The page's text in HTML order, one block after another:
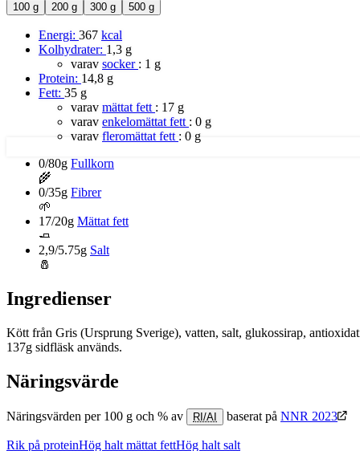
100 g 200 g 300 g 500 g
Energi: 367 kcal
Kolhydrater: 1,3 g
varav socker : 1 g
Protein: 14,8 g
Fett: 35 g
varav mättat fett : 17 g
varav enkelomättat fett : 0 g
varav fleromättat fett : 0 g
0/80g Fullkorn
🌾
0/35g Fibrer
🌱
17/20g Mättat fett
🧈
2,9/5.75g Salt
🧂
Ingredienser
Kött från Gris (Ursprung Sverige), vatten, salt, glukossirap,
137g sidfläsk används.
Näringsvärde
Näringsvärden per 100 g och % av RI/AI baserat på NNR 2023
Rik på proteinHög halt mättat fettHög halt salt